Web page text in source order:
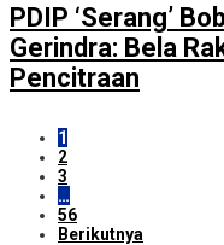
PDIP ‘Serang’
Gerindra: Bela
Pencitraan
1
2
3
…
56
Berikutnya